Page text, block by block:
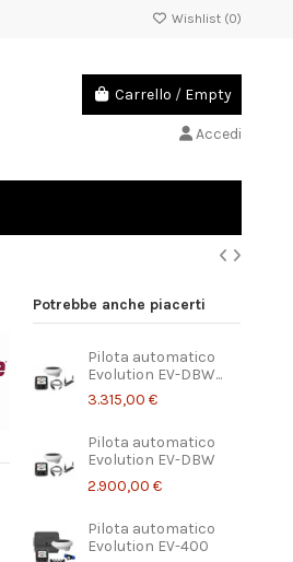
Wishlist (0)
Carrello / Empty
Accedi
Potrebbe anche piacerti
Pilota automatico
Evolution EV-DBW...
3.315,00 €
Pilota automatico
Evolution EV-DBW
2.900,00 €
Pilota automatico
Evolution EV-400